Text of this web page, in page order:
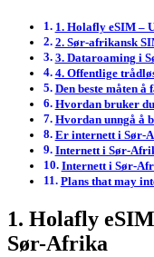
1. Holafly eSIM –
2. Sør-afrikansk
3. Dataroaming i
4. Offentlige
Den beste måten
Hvordan bruker
Hvordan unngå å
Er internett i Sør-
Internett i Sør-
Internett i Sør-
Plans that may
1. Holafly
Sør-Afrika